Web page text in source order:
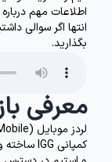
اطلاعات مهم
انتها اگر سوالی
بگذارید.
معرفی